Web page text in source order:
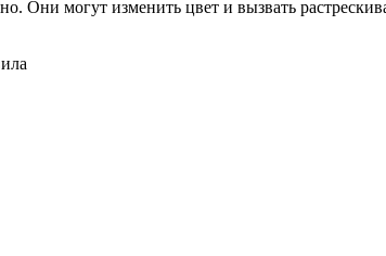
Они могут изменить цвет и вызвать